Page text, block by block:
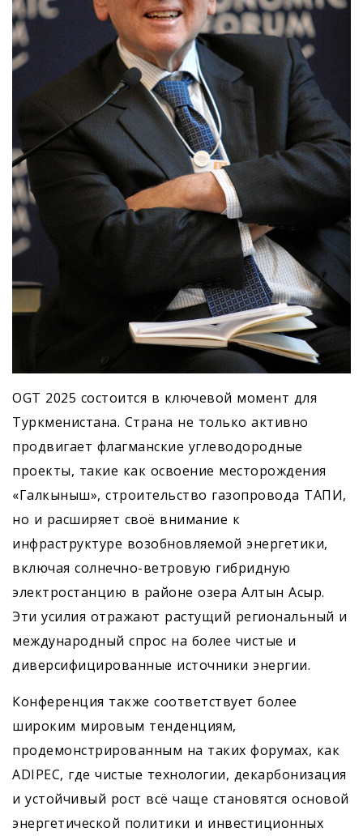
OGT 2025 состоится в ключевой момент для
Туркменистана. Страна не только активно
продвигает флагманские углеводородные
проекты, такие как освоение месторождения
«Галкыныш», строительство газопровода ТАПИ,
но и расширяет своё внимание к
инфраструктуре возобновляемой энергетики,
включая солнечно-ветровую гибридную
электростанцию в районе озера Алтын Асыр.
Эти усилия отражают растущий региональный и
международный спрос на более чистые и
диверсифицированные источники энергии.
Конференция также соответствует более
широким мировым тенденциям,
продемонстрированным на таких форумах, как
ADIPEC, где чистые технологии, декарбонизация
и устойчивый рост всё чаще становятся основой
энергетической политики и инвестиционных